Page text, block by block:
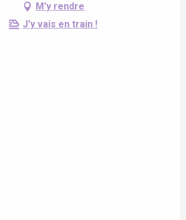
M'y rendre
J'y vais en train !